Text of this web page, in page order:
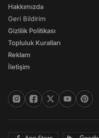
Hakkımızda
Geri Bildirim
Gizlilik Politikası
Topluluk Kuralları
Reklam
İletişim